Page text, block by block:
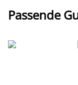
Passende